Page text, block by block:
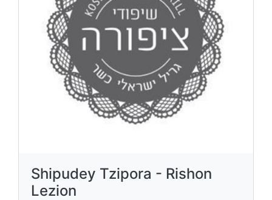
Shipudey Tzipora - Rishon
Lezion